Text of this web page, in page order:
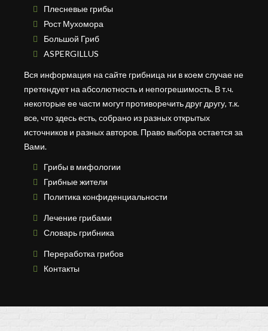
Плесневые грибы
Рост Мухомора
Большой Гриб
ASPERGILLUS
Вся информация на сайте грибница ни в коем случае не
претендует на абсолютность и непогрешимость. В т.ч.
некоторые ее части могут противоречить друг другу, т.к.
все, что здесь есть, собрано из разных открытых
источников и разных авторов. Право выбора остается за
Вами.
Грибы в мифологии
Грибные жители
Политика конфиденциальности
Лечение грибами
Словарь грибника
Переработка грибов
Контакты